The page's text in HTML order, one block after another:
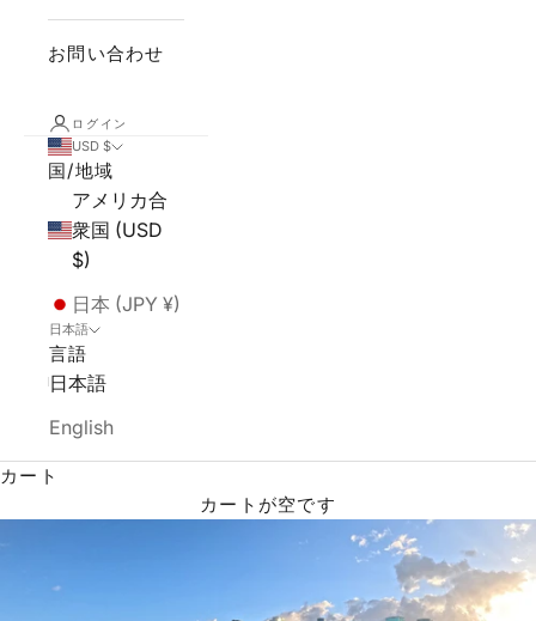
お問い合わせ
ログイン
USD $
国/地域
アメリカ合
衆国 (USD
$)
日本 (JPY ¥)
日本語
言語
日本語
English
カート
カートが空です